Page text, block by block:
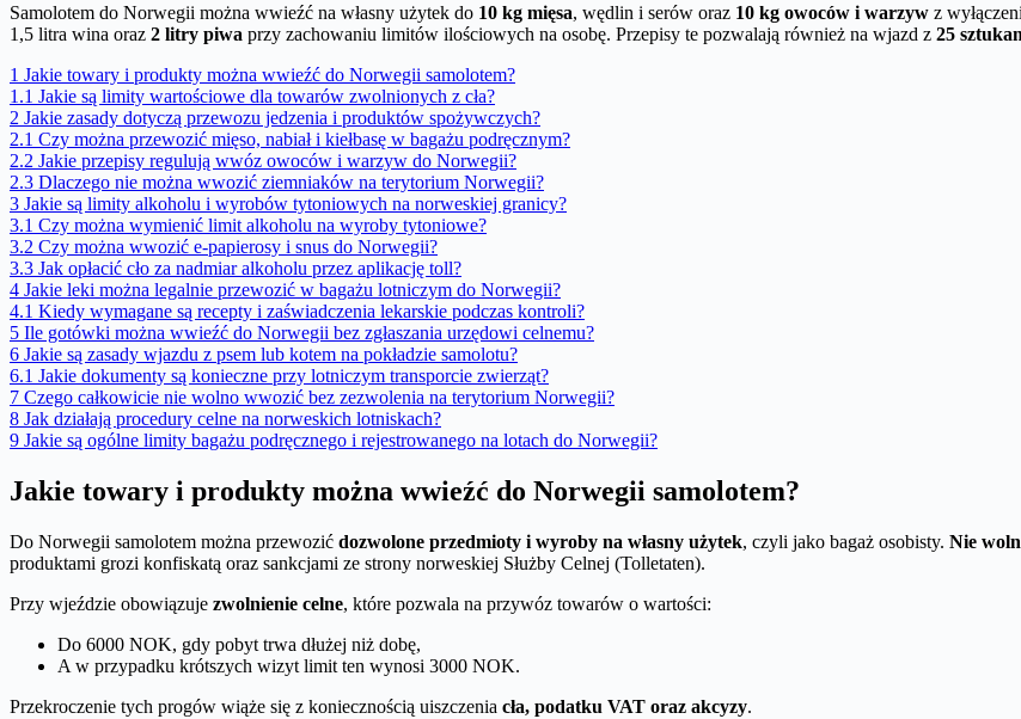
Samolotem do Norwegii można wwieźć na własny użytek do 10 kg mięsa, wędlin i serów oraz 10 kg owoców i warzyw z
1,5 litra wina oraz 2 litry piwa przy zachowaniu limitów ilościowych na osobę. Przepisy te pozwalają również na wjazd z 25
1 Jakie towary i produkty można wwieźć do Norwegii samolotem?
1.1 Jakie są limity wartościowe dla towarów zwolnionych z cła?
2 Jakie zasady dotyczą przewozu jedzenia i produktów spożywczych?
2.1 Czy można przewozić mięso, nabiał i kiełbasę w bagażu podręcznym?
2.2 Jakie przepisy regulują wwóz owoców i warzyw do Norwegii?
2.3 Dlaczego nie można wwozić ziemniaków na terytorium Norwegii?
3 Jakie są limity alkoholu i wyrobów tytoniowych na norweskiej granicy?
3.1 Czy można wymienić limit alkoholu na wyroby tytoniowe?
3.2 Czy można wwozić e-papierosy i snus do Norwegii?
3.3 Jak opłacić cło za nadmiar alkoholu przez aplikację toll?
4 Jakie leki można legalnie przewozić w bagażu lotniczym do Norwegii?
4.1 Kiedy wymagane są recepty i zaświadczenia lekarskie podczas kontroli?
5 Ile gotówki można wwieźć do Norwegii bez zgłaszania urzędowi celnemu?
6 Jakie są zasady wjazdu z psem lub kotem na pokładzie samolotu?
6.1 Jakie dokumenty są konieczne przy lotniczym transporcie zwierząt?
7 Czego całkowicie nie wolno wwozić bez zezwolenia na terytorium Norwegii?
8 Jak działają procedury celne na norweskich lotniskach?
9 Jakie są ogólne limity bagażu podręcznego i rejestrowanego na lotach do Norwegii?
Jakie towary i produkty można wwieźć do Norwegii samolotem?
Do Norwegii samolotem można przewozić dozwolone przedmioty i wyroby na własny użytek, czyli jako bagaż osobisty. Nie
produktami grozi konfiskatą oraz sankcjami ze strony norweskiej Służby Celnej (Tolletaten).
Przy wjeździe obowiązuje zwolnienie celne, które pozwala na przywóz towarów o wartości:
Do 6000 NOK, gdy pobyt trwa dłużej niż dobę,
A w przypadku krótszych wizyt limit ten wynosi 3000 NOK.
Przekroczenie tych progów wiąże się z koniecznością uiszczenia cła, podatku VAT oraz akcyzy.